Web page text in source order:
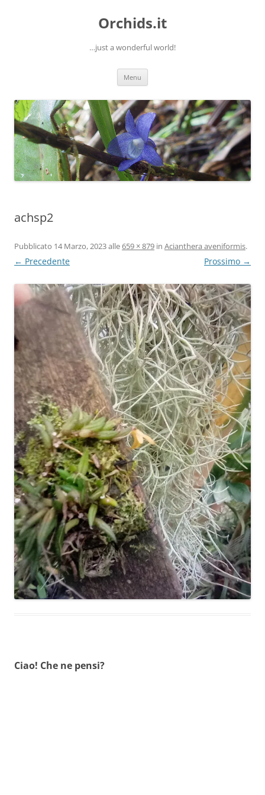
Orchids.it
…just a wonderful world!
Menu
achsp2
Pubblicato 14 Marzo, 2023alle659 × 879 in Acianthera aveniformis.
← Precedente Prossimo →
Ciao! Che ne pensi?